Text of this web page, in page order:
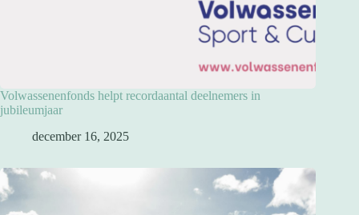
Volwassenenfonds helpt recordaantal deelnemers in
jubileumjaar
december 16, 2025